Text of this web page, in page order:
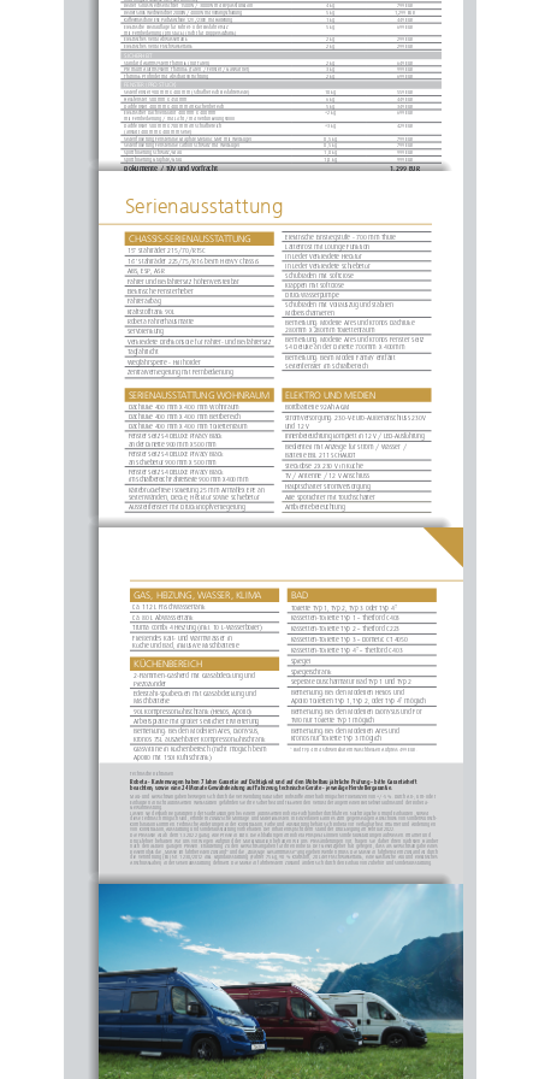
Reiner Sinus Wechselrichter 1500W / 3000W mit Bypassfunktion 4 kg
799 EUR
Reiner Sinus Wechselrichter 2000W / 4000W mit Vorrangschaltung
5 kg
1,299 EUR
Kaffeemaschine  ESE Pad Maschine 12V /230V  mit Halterung
1 kg
449 EUR
Elektrische Beinauflage für Fahrer- oder Beifahrersitz
mit Fernbedienung (pro Stück) (nicht für Doppelsitzbank)
5 kg 699 EUR
Elektrisches Ventil Abwassertank 2 kg
299 EUR
Elektrisches Ventil Frischwassertank
2 kg
299 EUR
SICHERHEIT
Standard Alarmsystem Thitronik (nur Türen)
2 kg
649 EUR
Premium Alarmsystem Thitronik (Türen / Fenster / Gaswarner)
3 kg
999 EUR
Thitronik Profinder mit Abschaltvorrichtung
2 kg
699 EUR
FENSTER (PRO STUCK)
Seitenfenster 900 mm x 400 mm (Schlafbereich Beifahrerseite)
10 kg
559 EUR
Heckfenster 500 mm x 450 mm
6 kg
449 EUR
Dachfenster 400 mm x 400 mm im Küchenbereich
5 kg
349 EUR
Elektrischer Dachventilator 400 mm x 400 mm
mit Fernbedienung / mit Licht / mit Verdunkelungsrollo
+2 kg 699 EUR
Dachfenster 500 mm x 700 mm im Schlafbereich
(anstatt 400 mm x 400 mm Serie)
+3 kg 429 EUR
Seitenfolierung Fensterlinie Graphite Metallic MAT mit Weltkugel 0,5 kg
799 EUR
Seitenfolierung Fensterlinie Carbon Schwarz mit Weltkugel
0,5 kg
799 EUR
Sportfolierung Schwarz/Grau
1,0 kg
999 EUR
Sportfolierung Graphite/Grau
1,0 kg 999 EUR
Dokumente / TÜV und Vorfracht 1,299 EUR
Serienausstattung
CHASSIS-SERIENAUSSTATTUNG
15" Stahlräder 215/70/R15C
16'' Stahlräder 225/75/R16 beim Heavy Chassis
ABS, ESP, ASR
Fahrer und Beifahrersitz höhenverstellbar
Elektrische Fensterheber
Fahrerairbag
Kraftstofftank 90L
Robeta Fahrerhausmatte
Servolenkung
Verkleidete Drehkonsole für Fahrer- und Beifahrersitz
Tagfahrlicht
Wegfahrsperre - Hill holder
Zentralverriegelung mit Fernbedienung
SERIENAUSSTATTUNG WOHNRAUM
Dachluke 400 mm x 400 mm Wohnraum
Dachluke 400 mm x 400 mm Bettbereich
Dachluke 400 mm x 400 mm Toilettenraum
Fenster Seitz S4 DELUXE Privacy Black
an der Dinette 900 mm x 500 mm
Fenster Seitz S4 DELUXE Privacy Black
an Schiebetür 900 mm x 500 mm
Fenster Seitz S4 DELUXE Privacy Black
im Schlafbereich Fahrerseite 900 mm x 400 mm
Kältebrückefreie Isolierung 25 mm Armaflex EPE an
Seitenwänden, Decke, Hecktür sowie Schiebetür
Ausstellfenster mit Druckknopfverriegelung
Elektrische Einstiegstufe - 700 mm Thule
Lattenrost mit Lounge Funktion
In Leder verkleidete Hecktür
In Leder verkleidete Schiebetür
Schubladen mit Softclose
Klappen mit Softclose
Druckwasserpumpe
Schubladen mit Vollauszug und stabilen
Möbelscharnieren
Bemerkung: Modelle Ares und Kronos Dachluke
280mm x 280mm Toilettenraum
Bemerkung: Modelle Ares und Kronos Fenster Seitz
S4 Deluxe an der Dinette 700mm x 400mm
Bemerkung: Beim Modell Family entfällt
Seitenfenster im Schlafbereich
ELEKTRO UND MEDIEN
Bordbatterie 92Ah AGM
Stromversorgung: 230-V-Euro-Außenanschluss 230V
und 12 V
Innenbeleuchtung komplett in 12 V / LED-Ausführung
Bedienteil mit Anzeige für Strom / Wasser /
Batterie EBL 211 SCHAUDT
Steckdose 2x 230 V in Küche
TV / Antenne / 12 V Anschluss
Hauptschalter Stromversorgung
Alle Spotlichter mit Touchschalter
Ambientebeleuchtung
GAS, HEIZUNG, WASSER, KLIMA
ca. 112 L Frischwassertank
ca. 80 L Abwassertank
Truma Combi 4 Heizung (inkl. 10 L-Wasserboiler)
Fließendes Kalt- und Warmwasser in
Küche und Bad, inklusive Mischbatterie
KÜCHENBEREICH
2-Flammen-Gasherd mit Glasabdeckung und
Piezozünder
Edelstahl-Spülbecken mit Glasabdeckung und
Mischbatterie
90L Kompressorkühlschrank (Helios, Apollo)
Arbeitsplatte mit großer seitlicher Erweiterung
Bemerkung: Bei den Modellen Ares, Dionysus,
Kronos 75L ausziehbarer Kompressorkühlschrank
Glasvitrine in Küchenbereich (nicht moglich beim
Apollo mit 150l Kuhlschrank)
BAD
Toilette Typ 1, Typ 2, Typ 3 oder Typ 4*
Kassetten-Toilette Typ 1 – Thetford C403
Kassetten-Toilette Typ 2 – Thetford C223
Kassetten-Toilette Typ 3 – Dometic CT 4050
Kassetten-Toilette Typ 4* – Thetford C403
Spiegel
Spiegelschrank
Seperate Duscharmatur Bad Typ 1 und Typ 2
Bemerkung: Bei den Modellen Helios und
Apollo Toiletten Typ 1, Typ 2, oder Typ 4* möglich
Bemerkung: Bei den Modellen Dionysus und For
Two nur Toilette Typ 1 möglich
Bemerkung: Bei den Modellen Ares und
Kronos nur Toilette Typ 3 möglich
Technische Richtlinien
Robeta - Kastenwagen haben 7 Jahre Garantie auf Dichtigkeit und auf den Möbelbau jährliche Prüfung – bitte Garantieheft
beachten; sowie eine 24 Monate Gewährleistung auf Fahrzeug; technische Geräte - jeweilige Herstellergarantie.
Maß- und Gewichtsangaben bewegen sich durch die Verwendung natürlicher Rohstoffe innerhalb möglicher Toleranzen von +/-5 %. Durch An-, Um- oder
Einbauten in nicht autorisierten Werkstätten gefährden Sie Ihre Sicherheit und riskieren den Verlust der allgemeinen Betriebserlaubnis und der Robeta-
Gewährleistung.
Lassen Sie deshalb Reparaturen oder Nachrüstungen bei einem autorisierten Robeta-Fachhändler durchführen. Nachträgliche Umund Einbauten, soweit
diese technisch möglich sind, erfordern zusätzliche Montage und Materialkosten. In Einzelfällen kann es zum gegenseitigen Ausschluss von Sonderwunsch-
Kombination kommen. Technische Änderungen in der Konstruktion, Farbe und Ausstattung behält sich Robeta vor verfügbarheit. Irrtümer und Änderungen
von Konstruktion, Ausstattung und Sonderausstattung vorbehalten. Der Inhalt entspricht dem Stand der Drucklegung im Februar 2022.
Die Preisliste ist ab dem 1.3.2022 gültig. Alle Preise in Euro. Die Abbildungen im Robeta Prospekt können Sonderausstattungen aufweisen. Irrtümer und
Druckfehler behalten wir uns vor.Wegen Aufgrund der Marktsituation behalten wir uns Preisänderungen vor, fragen Sie daher Ihren nächsten Händler
nach den aktuell gültigen Preisen. Erläuterung zu den Gewichtsangaben für Ihren Robeta: Der Gesetzgeber hat geregelt, dass als Gewichtsangabe eines
Reisemobils die „Masse im fahrbereiten Zustand“ und die „Zulässige Gesamtmasse“ angegeben werden muss. Die Masse in fahrbereitem Zustand ist durch
die Verordnung (EU) Nr. 1230/2012 inkl. Grundausstattung (Fahrer 75 kg, 90 % Kraftstoff, 20 Liter Frischwassertank, eine Gasflasche Alu und elektrisches
Anschlusskabel) in der Serienausstattung definiert. Die Masse in fahrbereitem Zustand ändert sich durch den Einbau von Zubehör und Sonderausstattung.
* Bad Typ 4 mit schwenkbarem Waschbecken Aufpreis 499 EUR.